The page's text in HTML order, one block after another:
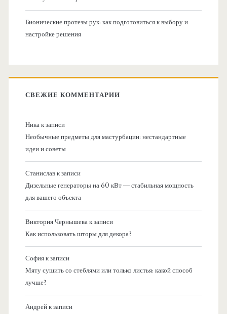
Бионические протезы рук: как подготовиться к выбору и
настройке решения
СВЕЖИЕ КОММЕНТАРИИ
Никак записи
Необычные предметы для мастурбации: нестандартные
идеи и советы
Станиславк записи
Дизельные генераторы на 60 кВт — стабильная мощность
для вашего объекта
Виктория Чернышевак записи
Как использовать шторы для декора?
Софияк записи
Мяту сушить со стеблями или только листья: какой способ
лучше?
Андрейк записи